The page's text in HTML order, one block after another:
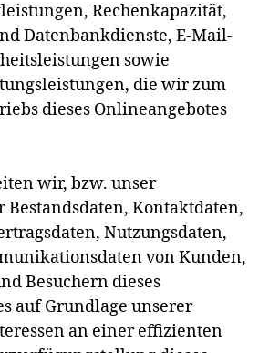
Rechenkapazität,
Datenbankdienste, E-Mail-
sowie
die wir zum
dieses Onlineangebotes
wir, bzw. unser
Bestandsdaten, Kontaktdaten,
Nutzungsdaten,
von Kunden,
Besuchern dieses
auf Grundlage unserer
an einer effizienten